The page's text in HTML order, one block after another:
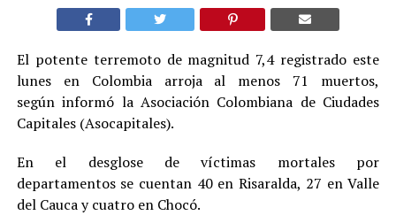
El potente terremoto de magnitud 7,4 registrado este
lunes en Colombia arroja al menos 71 muertos,
según informó la Asociación Colombiana de Ciudades
Capitales (Asocapitales).
En el desglose de víctimas mortales por
departamentos se cuentan 40 en Risaralda, 27 en Valle
del Cauca y cuatro en Chocó.